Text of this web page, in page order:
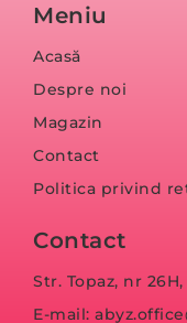
Meniu
Acasă
Despre noi
Magazin
Contact
Politica privind
Contact
Str. Topaz, nr
E-mail: